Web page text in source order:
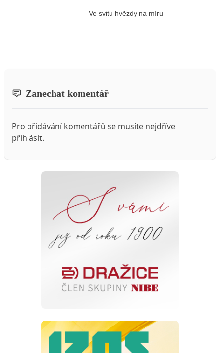
Ve svitu hvězdy na míru
Zanechat komentář
Pro přidávání komentářů se musíte nejdříve
přihlásit.